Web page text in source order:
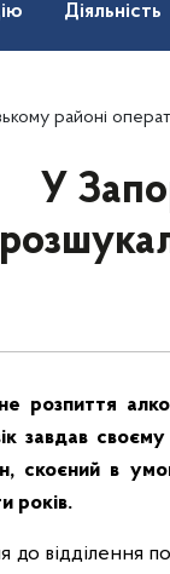
Діяльність
оперативники розшукали
У
розпиття
завдав
скоєний в
років.
до відділення